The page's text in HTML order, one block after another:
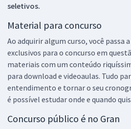
seletivos.
Material para concurso
Ao adquirir algum curso, você passa
exclusivos para o concurso em
materiais com um conteúdo
para download e videoaulas. Tudo
entendimento e tornar o seu
é possível estudar onde e quando
Concurso público é no Gran